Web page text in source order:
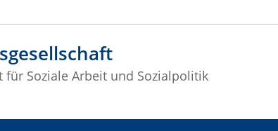
Soziale Arbeit und Sozialpolitik